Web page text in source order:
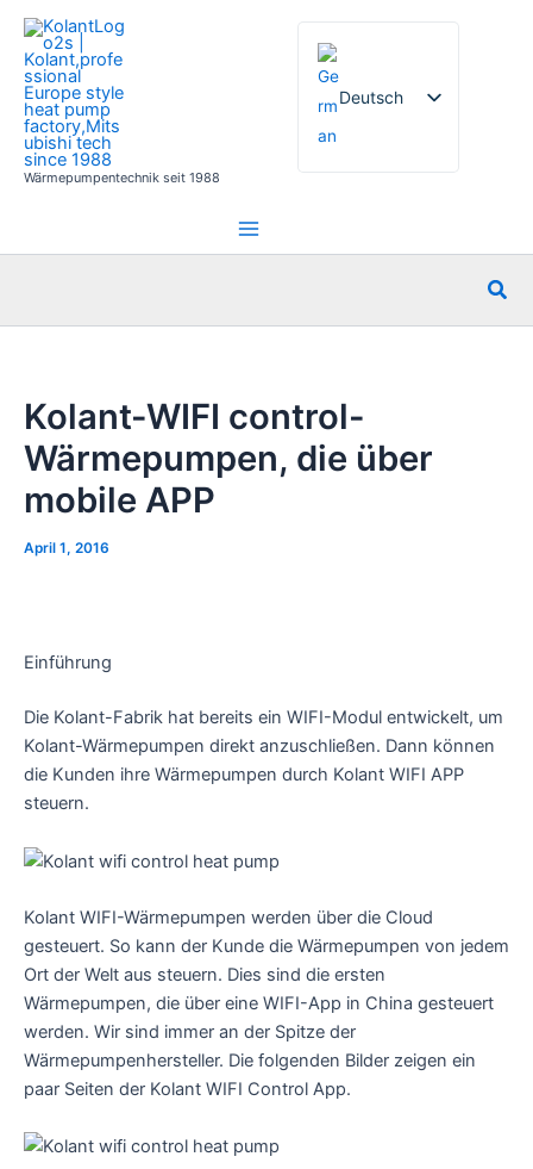
Zum
Inhalt
springen
Wärmepumpentechnik seit 1988
Deutsch
English
Italian
Portuguese
Dutch
Kolant-WIFI control-
Wärmepumpen, die über
mobile APP
April 1, 2016
Einführung
Die Kolant-Fabrik hat bereits ein WIFI-Modul entwickelt, um
Kolant-Wärmepumpen direkt anzuschließen. Dann können
die Kunden ihre Wärmepumpen durch Kolant WIFI APP
steuern.
Kolant WIFI-Wärmepumpen werden über die Cloud
gesteuert. So kann der Kunde die Wärmepumpen von jedem
Ort der Welt aus steuern. Dies sind die ersten
Wärmepumpen, die über eine WIFI-App in China gesteuert
werden. Wir sind immer an der Spitze der
Wärmepumpenhersteller. Die folgenden Bilder zeigen ein
paar Seiten der Kolant WIFI Control App.